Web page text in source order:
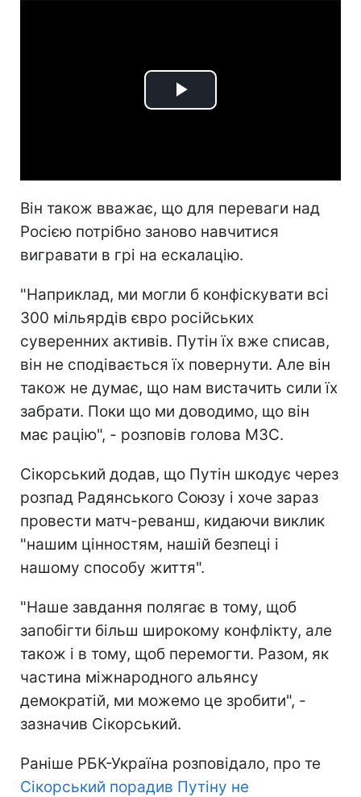
Play
Він також вважає, що для переваги над
Росією потрібно заново навчитися
вигравати в грі на ескалацію.
"Наприклад, ми могли б конфіскувати всі
300 мільярдів євро російських
суверенних активів. Путін їх вже списав,
він не сподівається їх повернути. Але він
також не думає, що нам вистачить сили їх
забрати. Поки що ми доводимо, що він
має рацію", - розповів голова МЗС.
Сікорський додав, що Путін шкодує через
розпад Радянського Союзу і хоче зараз
провести матч-реванш, кидаючи виклик
"нашим цінностям, нашій безпеці і
нашому способу життя".
"Наше завдання полягає в тому, щоб
запобігти більш широкому конфлікту, але
також і в тому, щоб перемогти. Разом, як
частина міжнародного альянсу
демократій, ми можемо це зробити", -
зазначив Сікорський.
Раніше РБК-Україна розповідало, про те
Сікорський порадив Путіну не